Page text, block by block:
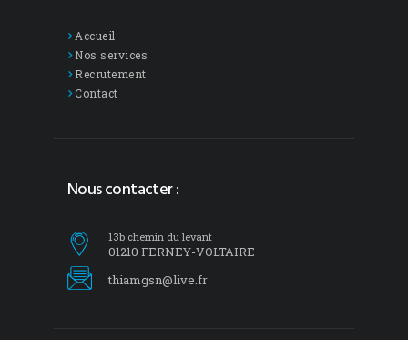
Accueil
Nos services
Recrutement
Contact
Nous contacter :
13b chemin du levant
01210 FERNEY-VOLTAIRE
thiamgsn@live.fr